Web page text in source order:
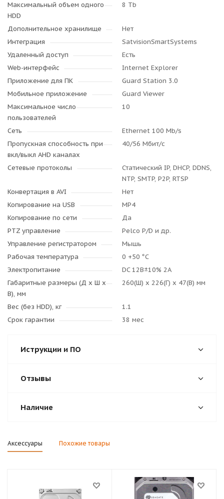
Максимальный объем одного
HDD
8 Tb
Дополнительное хранилище
Нет
Интеграция
SatvisionSmartSystems
Удаленный доступ
Есть
Web-интерфейс
Internet Explorer
Приложение для ПК
Guard Station 3.0
Мобильное приложение
Guard Viewer
Максимальное число
пользователей
10
Сеть
Ethernet 100 Mb/s
Пропускная способность при
вкл/выкл AHD каналах
40/56 Мбит/с
Сетевые протоколы
Статический IP, DHCP, DDNS,
NTP, SMTP, P2P, RTSP
Конвертация в AVI
Нет
Копирование на USB
MP4
Копирование по сети
Да
PTZ управление
Pelco P/D и др.
Управление регистратором
Мышь
Рабочая температура
0 +50 °C
Электропитание
DC 12B±10% 2А
Габаритные размеры (Д x Ш x
В), мм
260(Ш) х 226(Г) х 47(В) мм
Вес (без HDD), кг
1.1
Срок гарантии
38 мес
Иструкции и ПО
Отзывы
Наличие
Аксессуары Похожие товары